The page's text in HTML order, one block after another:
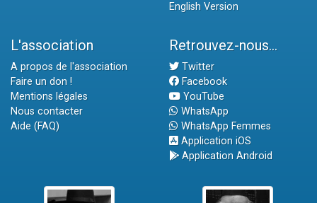
English Version
L'association
A propos de l'association
Faire un don !
Mentions légales
Nous contacter
Aide (FAQ)
Retrouvez-nous...
Twitter
Facebook
YouTube
WhatsApp
WhatsApp Femmes
Application iOS
Application Android